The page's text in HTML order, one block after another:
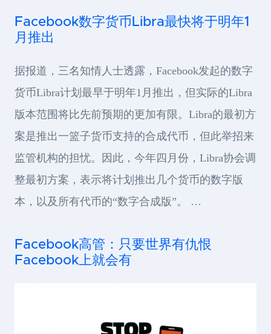
Facebook数字货币Libra最快将于明年1
月推出
据报道，三名知情人士透露，Facebook发起的数字
货币Libra计划最早于明年1月推出，但实际的Libra
版本范围将比先前预期的更加有限。Libra的最初方
案是推出一篮子货币支持的合成代币，但此举招来
监管机构的担忧。因此，今年四月份，Libra协会调
整最初方案，表示将计划推出几个货币的数字版
本，以及所有代币的“数字合成版”。 …
Facebook高管：只要世界有仇恨
Facebook上就会有